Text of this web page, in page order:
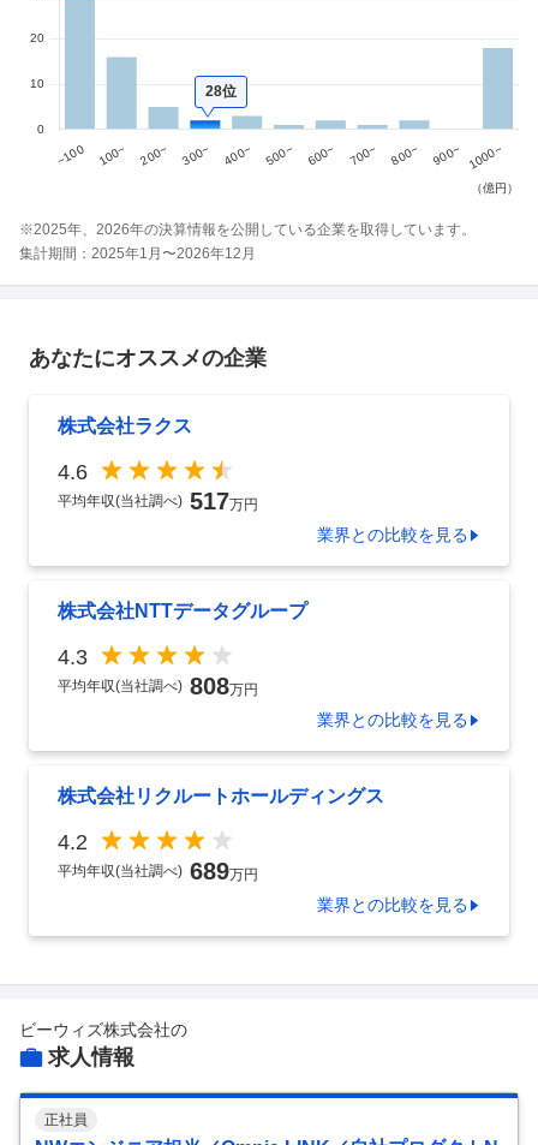
28位
※2025年、 2026年の決算情報を公開している企業を取得しています。
集計期間： 2025年1 月〜2026年12 月
あなたにオススメの企業
株式会社ラクス
4.6
平均年収(当社調べ) 517万円
業界との比較を見る
株式会社NTTデータグループ
4.3
平均年収(当社調べ) 808万円
業界との比較を見る
株式会社リクルートホールディングス
4.2
平均年収(当社調べ) 689万円
業界との比較を見る
ビーウィズ株式会社の
求人情報
正社員